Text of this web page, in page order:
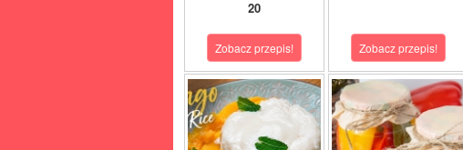
20
Zobacz przepis! Zobacz przepis!